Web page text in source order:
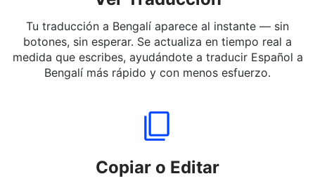
Ver Traducción
Tu traducción a Bengalí aparece al instante — sin
botones, sin esperar. Se actualiza en tiempo real a
Bengalí más rápido y con menos esfuerzo.